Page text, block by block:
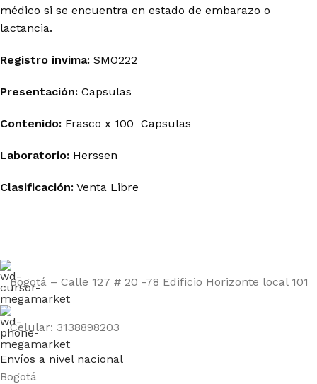
médico si se encuentra en estado de embarazo o
lactancia.
Registro invima: SMO222
Presentación: Capsulas
Contenido: Frasco x 100 Capsulas
Laboratorio: Herssen
Clasificación: Venta Libre
Bogotá – Calle 127 # 20 -78 Edificio Horizonte local 101
Celular: 3138898203
Envíos a nivel nacional
Bogotá